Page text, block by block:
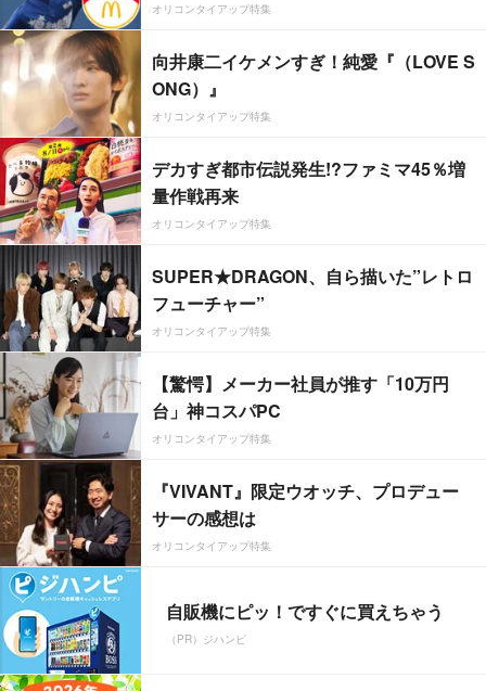
オリコンタイアップ特集
向井康二イケメンすぎ！純愛『（LOVE S
ONG）』
オリコンタイアップ特集
デカすぎ都市伝説発生!?ファミマ45％増
量作戦再来
オリコンタイアップ特集
SUPER★DRAGON、自ら描いた”レトロ
フューチャー”
オリコンタイアップ特集
【驚愕】メーカー社員が推す「10万円
台」神コスパPC
オリコンタイアップ特集
『VIVANT』限定ウオッチ、プロデュー
サーの感想は
オリコンタイアップ特集
自販機にピッ！ですぐに買えちゃう
（PR）ジハンピ